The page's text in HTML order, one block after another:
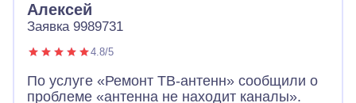
Алексей
Заявка 9989731
4.8/5
По услуге «Ремонт ТВ-антенн» сообщили о
проблеме «антенна не находит каналы».